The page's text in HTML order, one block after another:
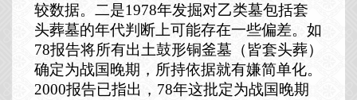
较数据。二是1978年发掘对乙类墓包括套
头葬墓的年代判断上可能存在一些偏差。如
78报告将所有出土鼓形铜釜墓（皆套头葬）
确定为战国晚期，所持依据就有嫌简单化。
2000报告已指出， 78年这批定为战国晚期